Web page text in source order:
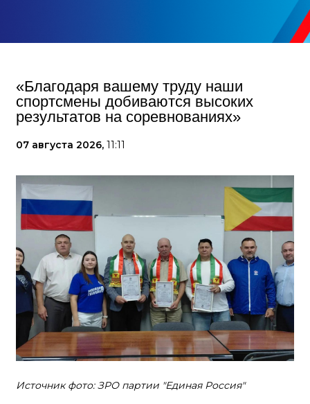
«Благодаря вашему труду наши
спортсмены добиваются высоких
результатов на соревнованиях»
07 августа 2026, 11:11
Источник фото: ЗРО партии "Единая Россия"